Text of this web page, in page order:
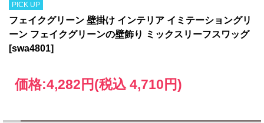
PICK UP
フェイクグリーン 壁掛け インテリア イミテーショングリ
ーン フェイクグリーンの壁飾り ミックスリーフスワッグ
[swa4801]
価格:4,282円(税込 4,710円)